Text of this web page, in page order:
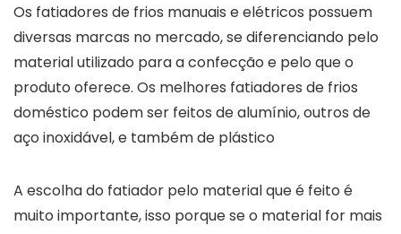
Os fatiadores de frios manuais e elétricos possuem
diversas marcas no mercado, se diferenciando pelo
material utilizado para a confecção e pelo que o
produto oferece. Os melhores fatiadores de frios
doméstico podem ser feitos de alumínio, outros de
aço inoxidável, e também de plástico
A escolha do fatiador pelo material que é feito é
muito importante, isso porque se o material for mais